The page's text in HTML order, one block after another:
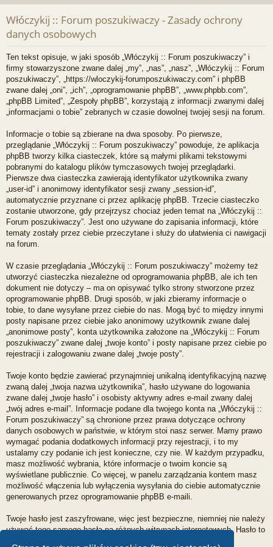
Włóczykij :: Forum poszukiwaczy - Zasady ochrony
danych osobowych
Ten tekst opisuje, w jaki sposób „Włóczykij :: Forum poszukiwaczy” i
firmy stowarzyszone zwane dalej „my”, „nas”, „nasz”, „Włóczykij :: Forum
poszukiwaczy”, „https://wloczykij-forumposzukiwaczy.com” i phpBB
zwane dalej „oni”, „ich”, „oprogramowanie phpBB”, „www.phpbb.com”,
„phpBB Limited”, „Zespoły phpBB”, korzystają z informacji zwanymi dalej
„informacjami o tobie” zebranych w czasie dowolnej twojej sesji na forum.
Informacje o tobie są zbierane na dwa sposoby. Po pierwsze,
przeglądanie „Włóczykij :: Forum poszukiwaczy” powoduje, że aplikacja
phpBB tworzy kilka ciasteczek, które są małymi plikami tekstowymi
pobranymi do katalogu plików tymczasowych twojej przeglądarki.
Pierwsze dwa ciasteczka zawierają identyfikator użytkownika zwany
„user-id” i anonimowy identyfikator sesji zwany „session-id”,
automatycznie przyznane ci przez aplikację phpBB. Trzecie ciasteczko
zostanie utworzone, gdy przejrzysz chociaż jeden temat na „Włóczykij ::
Forum poszukiwaczy”. Jest ono używane do zapisania informacji, które
tematy zostały przez ciebie przeczytane i służy do ułatwienia ci nawigacji
na forum.
W czasie przeglądania „Włóczykij :: Forum poszukiwaczy” możemy też
utworzyć ciasteczka niezależne od oprogramowania phpBB, ale ich ten
dokument nie dotyczy – ma on opisywać tylko strony stworzone przez
oprogramowanie phpBB. Drugi sposób, w jaki zbieramy informacje o
tobie, to dane wysyłane przez ciebie do nas. Mogą być to między innymi
posty napisane przez ciebie jako anonimowy użytkownik zwane dalej
„anonimowe posty”, konta użytkownika założone na „Włóczykij :: Forum
poszukiwaczy” zwane dalej „twoje konto” i posty napisane przez ciebie po
rejestracji i zalogowaniu zwane dalej „twoje posty”.
Twoje konto będzie zawierać przynajmniej unikalną identyfikacyjną nazwę
zwaną dalej „twoja nazwa użytkownika”, hasło używane do logowania
zwane dalej „twoje hasło” i osobisty aktywny adres e-mail zwany dalej
„twój adres e-mail”. Informacje podane dla twojego konta na „Włóczykij ::
Forum poszukiwaczy” są chronione przez prawa dotyczące ochrony
danych osobowych w państwie, w którym stoi nasz serwer. Mamy prawo
wymagać podania dodatkowych informacji przy rejestracji, i to my
ustalamy czy podanie ich jest konieczne, czy nie. W każdym przypadku,
masz możliwość wybrania, które informacje o twoim koncie są
wyświetlane publicznie. Co więcej, w panelu zarządzania kontem masz
możliwość włączenia lub wyłączenia wysyłania do ciebie automatycznie
generowanych przez oprogramowanie phpBB e-maili.
Twoje hasło jest zaszyfrowane, więc jest bezpieczne, niemniej nie należy
używać tego samego hasła na różnych witrynach internetowych. Hasło to